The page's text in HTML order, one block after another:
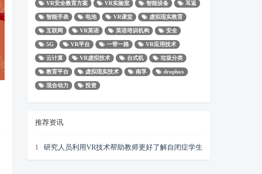
VR安全教育方案 VR实验室 智能设备 耳返
智能手表 电池 VR课堂 虚拟现实教育
互联网 VR英语 英语培训机构 安全
5G VR平台 一带一路 VR应用技术
云计算 VR虚拟技术 台式机 垃圾分类
教育平台 虚拟现实技术 南孚 dropbox
混合动力 投资
推荐资讯
1 研究人员利用VR技术帮助教师更好了解自闭症学生